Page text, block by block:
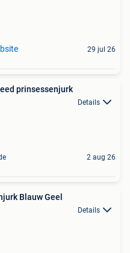
29 jul 26
prinsessenjurk
Details
2 aug 26
Blauw Geel
Details